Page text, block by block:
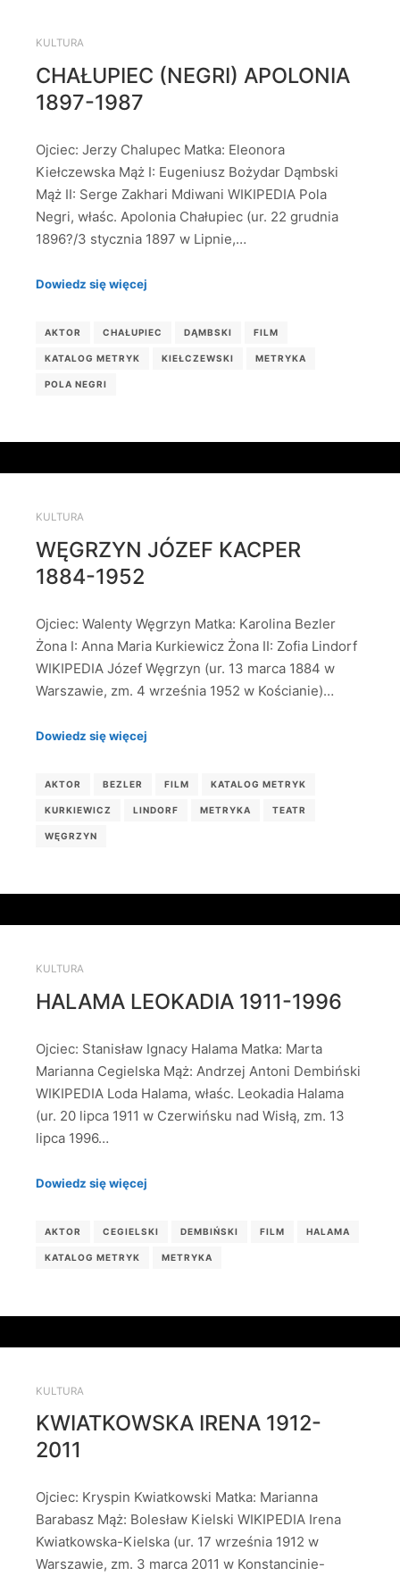
KULTURA
CHAŁUPIEC (NEGRI) APOLONIA
1897-1987
Ojciec: Jerzy Chalupec Matka: Eleonora
Kiełczewska Mąż I: Eugeniusz Bożydar Dąmbski
Mąż II: Serge Zakhari Mdiwani WIKIPEDIA Pola
Negri, właśc. Apolonia Chałupiec (ur. 22 grudnia
1896?/3 stycznia 1897 w Lipnie,…
Dowiedz się więcej
AKTOR CHAŁUPIEC DĄMBSKI FILM
KATALOG METRYK KIEŁCZEWSKI METRYKA
POLA NEGRI
KULTURA
WĘGRZYN JÓZEF KACPER
1884-1952
Ojciec: Walenty Węgrzyn Matka: Karolina Bezler
Żona I: Anna Maria Kurkiewicz Żona II: Zofia Lindorf
WIKIPEDIA Józef Węgrzyn (ur. 13 marca 1884 w
Warszawie, zm. 4 września 1952 w Kościanie)…
Dowiedz się więcej
AKTOR BEZLER FILM KATALOG METRYK
KURKIEWICZ LINDORF METRYKA TEATR
WĘGRZYN
KULTURA
HALAMA LEOKADIA 1911-1996
Ojciec: Stanisław Ignacy Halama Matka: Marta
Marianna Cegielska Mąż: Andrzej Antoni Dembiński
WIKIPEDIA Loda Halama, właśc. Leokadia Halama
(ur. 20 lipca 1911 w Czerwińsku nad Wisłą, zm. 13
lipca 1996…
Dowiedz się więcej
AKTOR CEGIELSKI DEMBIŃSKI FILM HALAMA
KATALOG METRYK METRYKA
KULTURA
KWIATKOWSKA IRENA 1912-
2011
Ojciec: Kryspin Kwiatkowski Matka: Marianna
Barabasz Mąż: Bolesław Kielski WIKIPEDIA Irena
Kwiatkowska-Kielska (ur. 17 września 1912 w
Warszawie, zm. 3 marca 2011 w Konstancinie-